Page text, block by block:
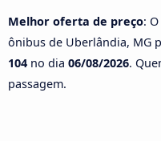
Melhor oferta de preço:
ônibus de Uberlândia, MG
104 no dia 06/08/2026.
passagem.